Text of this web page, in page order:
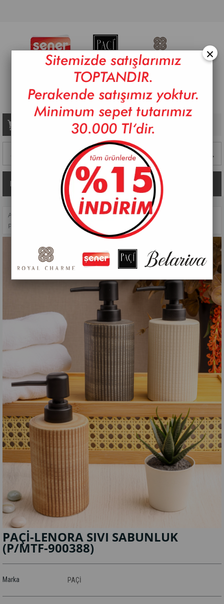
Sepetim 0 Ürün
ANASAYFA BANYO> SABUNLUKLAR >
PAÇİ-LENORA SIVI SABUNLUK
PAÇİ-LENORA SIVI SABUNLUK
(P/MTF-900388)
Marka PAÇİ
×